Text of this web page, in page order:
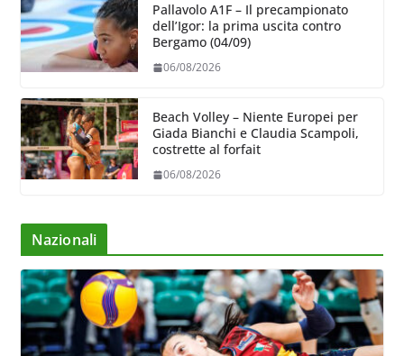
Pallavolo A1F – Il precampionato
dell’Igor: la prima uscita contro
Bergamo (04/09)
06/08/2026
Beach Volley – Niente Europei per
Giada Bianchi e Claudia Scampoli,
costrette al forfait
06/08/2026
Nazionali